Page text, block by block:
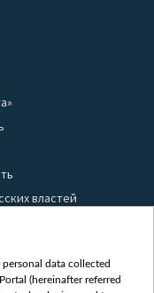
властей
data collected
(hereinafter referred